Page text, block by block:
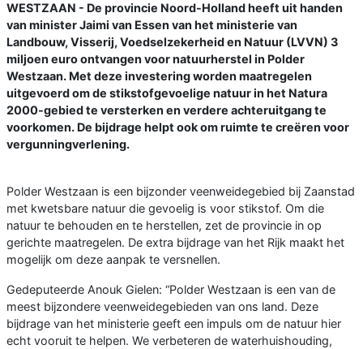
WESTZAAN - De provincie Noord-Holland heeft uit handen
van minister Jaimi van Essen van het ministerie van
Landbouw, Visserij, Voedselzekerheid en Natuur (LVVN) 3
miljoen euro ontvangen voor natuurherstel in Polder
Westzaan. Met deze investering worden maatregelen
uitgevoerd om de stikstofgevoelige natuur in het Natura
2000-gebied te versterken en verdere achteruitgang te
voorkomen. De bijdrage helpt ook om ruimte te creëren voor
vergunningverlening.
Polder Westzaan is een bijzonder veenweidegebied bij Zaanstad
met kwetsbare natuur die gevoelig is voor stikstof. Om die
natuur te behouden en te herstellen, zet de provincie in op
gerichte maatregelen. De extra bijdrage van het Rijk maakt het
mogelijk om deze aanpak te versnellen.
Gedeputeerde Anouk Gielen: “Polder Westzaan is een van de
meest bijzondere veenweidegebieden van ons land. Deze
bijdrage van het ministerie geeft een impuls om de natuur hier
echt vooruit te helpen. We verbeteren de waterhuishouding,